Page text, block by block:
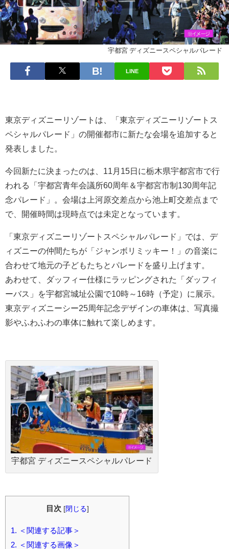
宇都宮 ディズニースペシャルパレード
LINE
東京ディズニーリゾートは、「東京ディズニーリゾートス
ペシャルパレード」の開催都市に新たな会場を追加すると
発表しました。
今回新たに決まったのは、11月15日に栃木県宇都宮市で行
われる「宇都宮青年会議所60周年＆宇都宮市制130周年記
念パレード」。会場は上河原交差点から池上町交差点まで
で、開催時間は現時点では未定となっています。
「東京ディズニーリゾートスペシャルパレード」では、デ
ィズニーの仲間たちが「ジャンボリミッキー！」の音楽に
合わせて地元の子どもたちとパレードを盛り上げます。
あわせて、ダッフィー仕様にラッピングされた「ダッフィ
ーバス」を宇都宮城址公園で10時～16時（予定）に展示。
東京ディズニーシー25周年記念デザインの車体は、写真撮
影やふわふわの車体に触れて楽しめます。
宇都宮 ディズニースペシャルパレード
目次 [閉じる]
1.
＜関連する記事＞
2.
＜関連する画像＞